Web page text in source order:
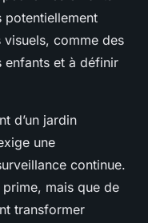
potentiellement
visuels, comme des
enfants et à définir
d’un jardin
une
continue.
prime, mais que de
transformer